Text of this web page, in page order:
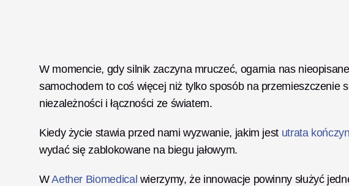
W momencie, gdy silnik zaczyna mruczeć, ogarnia nas
samochodem to coś więcej niż tylko sposób na przemieszczenie
niezależności i łączności ze światem.
Kiedy życie stawia przed nami wyzwanie, jakim jest utrata
wydać się zablokowane na biegu jałowym.
W Aether Biomedical wierzymy, że innowacje powinny służyć